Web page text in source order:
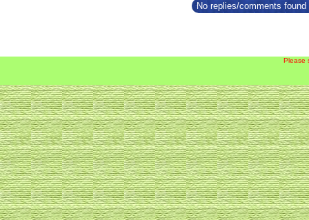
No replies/comments
Please